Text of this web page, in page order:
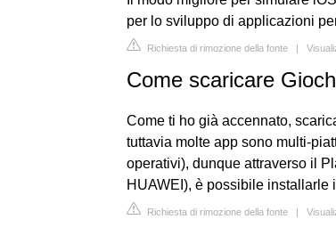
per lo sviluppo di applicazioni
Richiesta di rimozione della fonte |
Come scaricare
Come ti ho già accennato,
tuttavia molte app sono multi-
operativi), dunque attraverso il
HUAWEI), è possibile installarle
Richiesta di rimozione della fonte |